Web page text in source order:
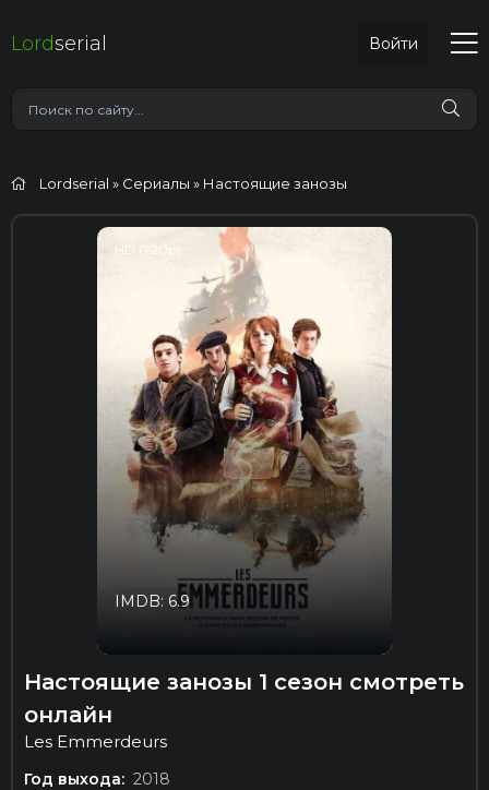
Lordserial Войти
Lordserial » Сериалы » Настоящие занозы
HD (720p)
IMDB: 6.9
Настоящие занозы 1 сезон смотреть
онлайн
Les Emmerdeurs
Год выхода: 2018